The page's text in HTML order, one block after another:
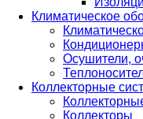
Климатическое
Осушители,
Коллекторные
Коллекторы